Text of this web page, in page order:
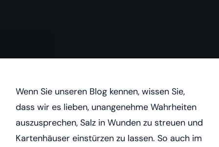
Wenn Sie unseren Blog kennen, wissen Sie,
dass wir es lieben, unangenehme Wahrheiten
auszusprechen, Salz in Wunden zu streuen und
Kartenhäuser einstürzen zu lassen. So auch im